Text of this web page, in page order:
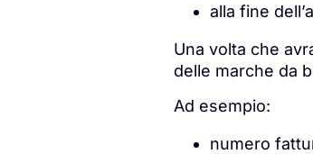
alla fine
Una volta che
delle marche da
Ad esempio:
numero